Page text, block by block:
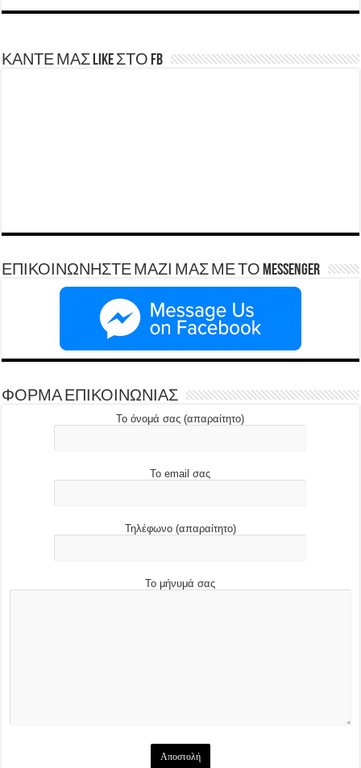
ΚΑΝΤΕ ΜΑΣ LIKE ΣΤΟ FB
ΕΠΙΚΟΙΝΩΝΗΣΤΕ ΜΑΖΙ ΜΑΣ ΜΕ ΤΟ Messenger
ΦΟΡΜΑ ΕΠΙΚΟΙΝΩΝΙΑΣ
Το όνομά σας (απαραίτητο)
Το email σας
Τηλέφωνο (απαραίτητο)
Το μήνυμά σας